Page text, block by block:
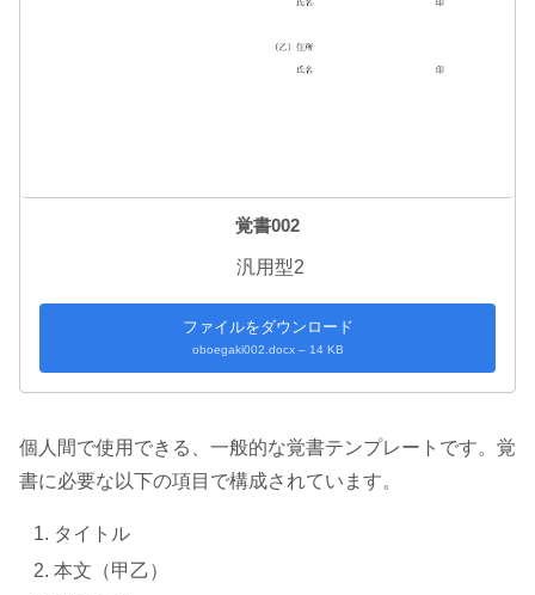
覚書002
汎用型2
ファイルをダウンロード
oboegaki002.docx – 14 KB
個人間で使用できる、一般的な覚書テンプレートです。覚
書に必要な以下の項目で構成されています。
タイトル
本文（甲乙）